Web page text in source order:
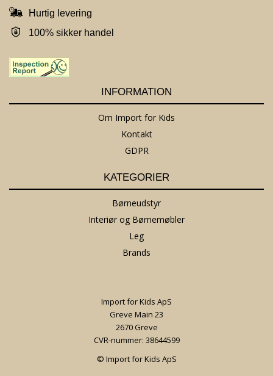
Hurtig levering
100% sikker handel
INFORMATION
Om Import for Kids
Kontakt
GDPR
KATEGORIER
Børneudstyr
Interiør og Børnemøbler
Leg
Brands
Import for Kids ApS
Greve Main 23
2670 Greve
CVR-nummer: 38644599
© Import for Kids ApS